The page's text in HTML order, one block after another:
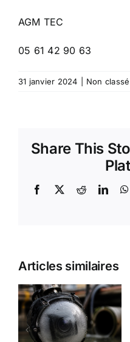
AGM TEC
05 61 42 90 63
31 janvier 2024 Non classé
Share This
Facebook
X Reddit
Articles similaires